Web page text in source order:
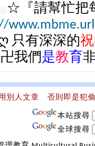
☆『請幫忙把
只有深深的
我們是教育
別人文章 否則即是犯
本站搜尋
全球搜尋